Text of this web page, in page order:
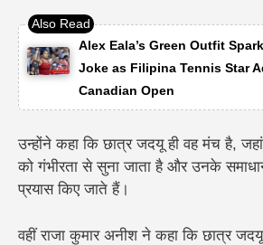
Alex Eala’s Green Outfit
Joke as Filipina Tennis Star
Canadian Open
उन्होंने कहा कि छात्र जदयू ही वह मंच है,
को गंभीरता से सुना जाता है और उनके
प्रयास किए जाते हैं।
वहीं राजा कुमार अनीश ने कहा कि छात्र